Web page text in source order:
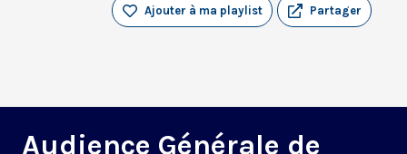
Partager
Ajouter à ma playlist
Audience Générale de